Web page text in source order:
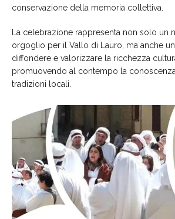
conservazione della memoria collettiva.
La celebrazione rappresenta non solo un
orgoglio per il Vallo di Lauro, ma anche
diffondere e valorizzare la ricchezza
promuovendo al contempo la
tradizioni locali.